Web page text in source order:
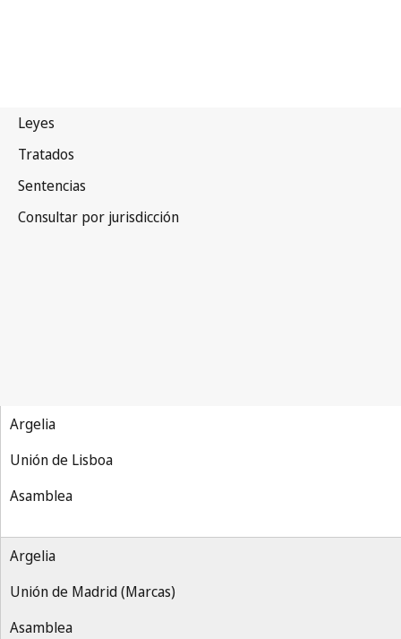
Argelia
Unión de Lisboa
Asamblea
Argelia
Unión de Madrid (Marcas)
Asamblea